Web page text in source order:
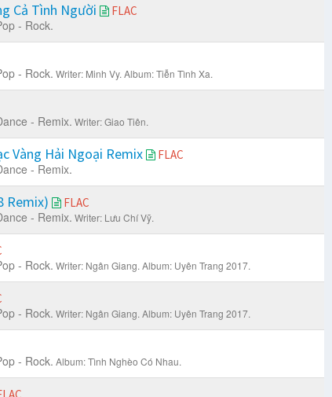
Cả Tình Người FLAC
- Rock.
- Rock. Writer: Minh Vy. Album: Tiễn Tình Xa.
- Remix. Writer: Giao Tiên.
Vàng Hải Ngoại Remix FLAC
- Remix.
Remix) FLAC
- Remix. Writer: Lưu Chí Vỹ.
- Rock. Writer: Ngân Giang. Album: Uyên Trang 2017.
- Rock. Writer: Ngân Giang. Album: Uyên Trang 2017.
- Rock. Album: Tình Nghèo Có Nhau.